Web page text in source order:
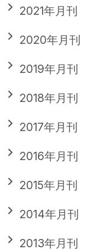
2021年月刊
2020年月刊
2019年月刊
2018年月刊
2017年月刊
2016年月刊
2015年月刊
2014年月刊
2013年月刊